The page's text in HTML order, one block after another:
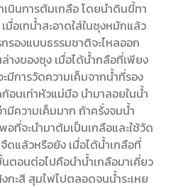
นินการต้มเกลือ โดยนำดินขี้ทา
อเทน้ำสะอาดใส่ในซุงหมักแล้ว
รองแบบธรรมชาติจะไหลออก
างของซุง เมื่อได้น้ำกลือที่เพียง
การวัดความเค็มจากน้ำที่รอง
อนเท่าหัวแม่มือ นำมาลอยในน้ำ
ความเค็มมาก ถ้าครั่งจมน้ำ
ที่จะนำมาต้มเป็นเกลือและใช้วัด
ดแล้วหรือยัง เมื่อได้น้ำเกลือที่
ตอนต่อไปคือนำน้ำเกลือมาเคี่ยว
กะสี สุมไฟไปตลอดจนน้ำระเหย